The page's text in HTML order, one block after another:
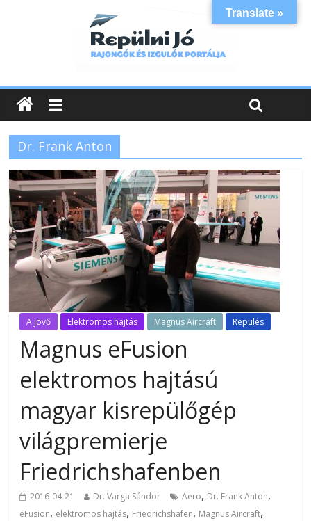
Dr. Frank Anton
A jövő Elektromos hajtás Magnus Aircraft Repülés
Magnus eFusion
elektromos hajtású
magyar kisrepülőgép
világpremierje
Friedrichshafenben
2016-04-21 Dr. Varga Sándor Aero, Dr. Frank Anton,
eFusion, elektromos hajtás, Friedrichshafen, Magnus Aircraft,
Translate »